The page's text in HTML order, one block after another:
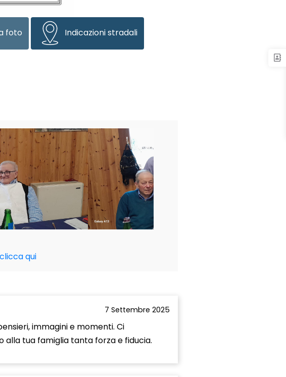
foto Indicazioni stradali
qui
7 Settembre 2025
immagini e momenti. Ci
tua famiglia tanta forza e fiducia.